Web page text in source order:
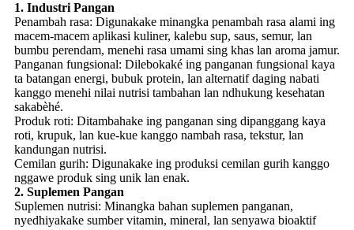
1. Industri Pangan
Penambah rasa: Digunakake minangka penambah rasa alami ing
macem-macem aplikasi kuliner, kalebu sup, saus, semur, lan
bumbu perendam, menehi rasa umami sing khas lan aroma jamur.
Panganan fungsional: Dilebokaké ing panganan fungsional kaya
ta batangan energi, bubuk protein, lan alternatif daging nabati
kanggo menehi nilai nutrisi tambahan lan ndhukung kesehatan
sakabèhé.
Produk roti: Ditambahake ing panganan sing dipanggang kaya
roti, krupuk, lan kue-kue kanggo nambah rasa, tekstur, lan
kandungan nutrisi.
Cemilan gurih: Digunakake ing produksi cemilan gurih kanggo
nggawe produk sing unik lan enak.
2. Suplemen Pangan
Suplemen nutrisi: Minangka bahan suplemen panganan,
nyedhiyakake sumber vitamin, mineral, lan senyawa bioaktif